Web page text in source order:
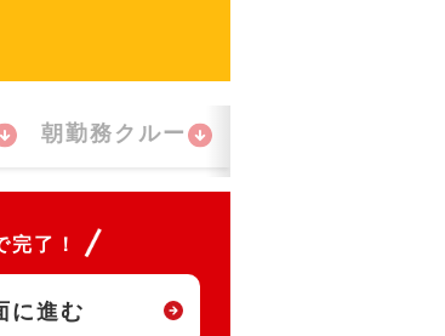
朝勤務クルー
完了！
に進む